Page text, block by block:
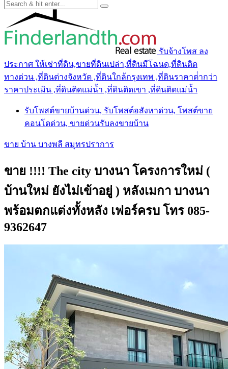
รับจ้างโพส ลง
ประกาศ ให้เช่าที่ดิน,ขายที่ดินเปล่า,ที่ดินมีโฉนด,ที่ดินติด
ทางด่วน ,ที่ดินต่างจังหวัด ,ที่ดินใกล้กรุงเทพ ,ที่ดินราคาต่ํากว่า
ราคาประเมิน ,ที่ดินติดแม่น้ำ ,ที่ดินติดเขา ,ที่ดินติดแม่น้ำ
รับโพสต์ขายบ้านด่วน, รับโพสต์อสังหาด่วน, โพสต์ขาย
คอนโดด่วน, ขายด่วนรับลงขายบ้าน
ขาย บ้าน บางพลี สมุทรปราการ
ขาย !!!! The city บางนา โครงการใหม่ (
บ้านใหม่ ยังไม่เข้าอยู่ ) หลังเมกา บางนา
พร้อมตกแต่งทั้งหลัง เฟอร์ครบ โทร 085-
9362647